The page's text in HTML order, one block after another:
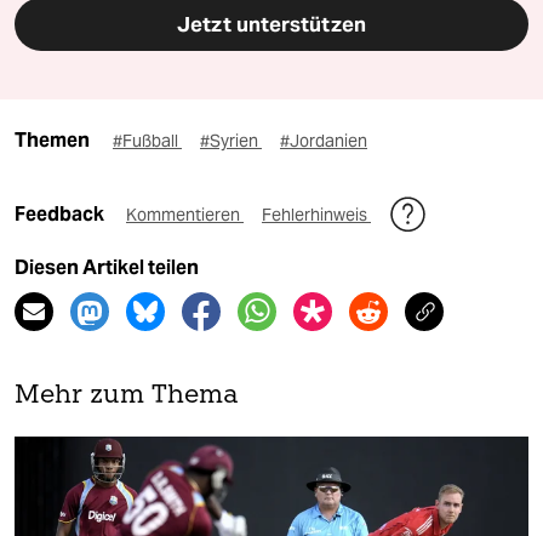
Jetzt unterstützen
Themen #Fußball #Syrien #Jordanien
Feedback Kommentieren Fehlerhinweis
Diesen Artikel teilen
Mehr zum Thema